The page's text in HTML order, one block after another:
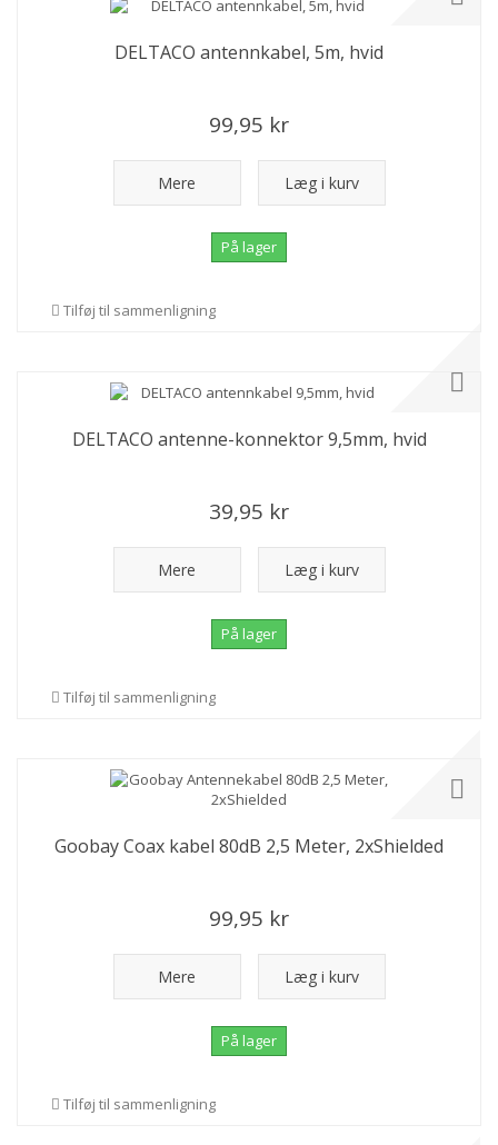
DELTACO antennkabel, 5m, hvid
99,95 kr
Mere Læg i kurv
På lager
Tilføj til sammenligning
DELTACO antenne-konnektor 9,5mm, hvid
39,95 kr
Mere Læg i kurv
På lager
Tilføj til sammenligning
Goobay Coax kabel 80dB 2,5 Meter, 2xShielded
99,95 kr
Mere Læg i kurv
På lager
Tilføj til sammenligning